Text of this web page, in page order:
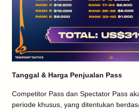
Tanggal & Harga Penjualan Pass
Competitor Pass dan Spectator Pass
periode khusus, yang ditentukan